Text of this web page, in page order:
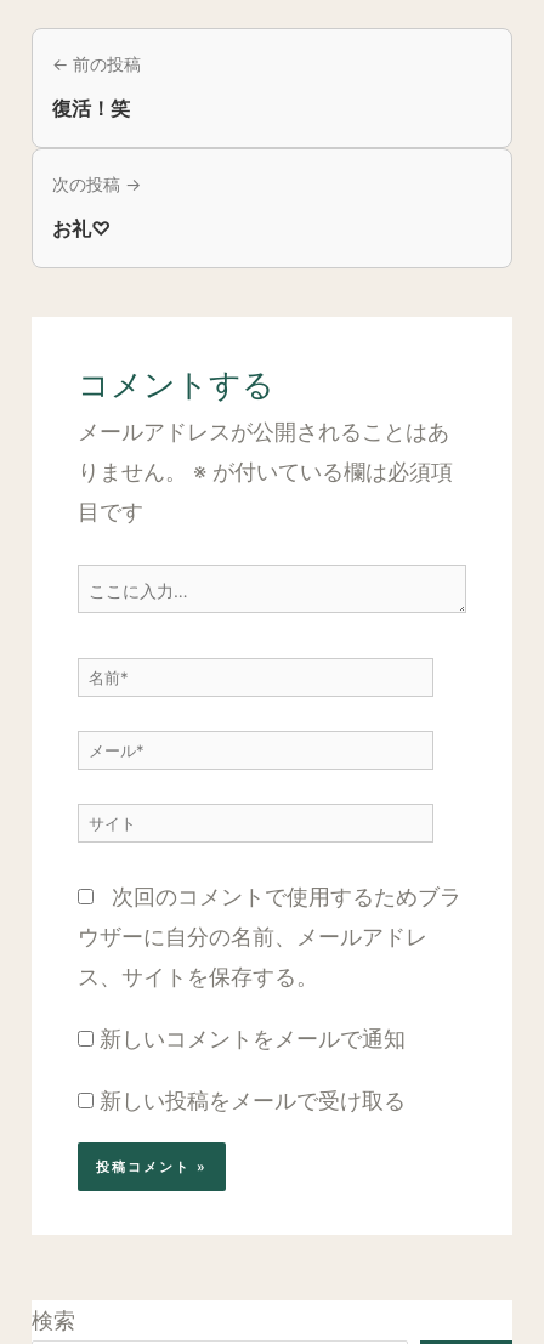
← 前の投稿
復活！笑
次の投稿 →
お礼♡
コメントする
メールアドレスが公開されることはあ
りません。
※ が付いている欄は必須項
目です
こ
に
入
力…
名
メ
ル
サ
ト
次回のコメントで使用するためブラ
ウザーに自分の名前、メールアドレ
ス、サイトを保存する。
新しいコメントをメールで通知
新しい投稿をメールで受け取る
検索